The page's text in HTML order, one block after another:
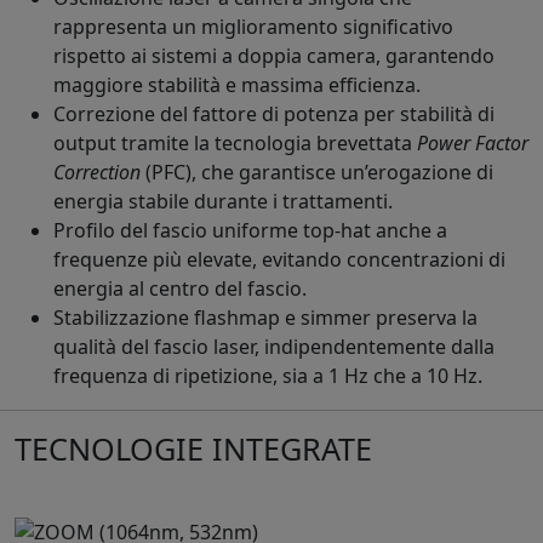
rappresenta un miglioramento significativo
rispetto ai sistemi a doppia camera, garantendo
maggiore stabilità e massima efficienza.
Correzione del fattore di potenza per stabilità di
output tramite la tecnologia brevettata Power Factor
Correction(PFC), che garantisce un’erogazione di
energia stabile durante i trattamenti.
Profilo del fascio uniforme top-hat anche a
frequenze più elevate, evitando concentrazioni di
energia al centro del fascio.
Stabilizzazione flashmap e simmer preserva la
qualità del fascio laser, indipendentemente dalla
frequenza di ripetizione, sia a 1 Hz che a 10 Hz.
TECNOLOGIE INTEGRATE